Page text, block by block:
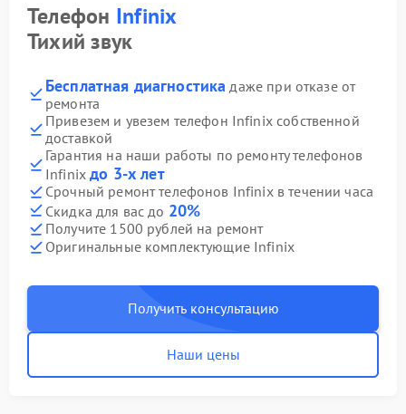
Телефон Infinix
Тихий звук
Бесплатная диагностика даже при отказе от
ремонта
Привезем и увезем телефон Infinix собственной
доставкой
Гарантия на наши работы по ремонту телефонов
Infinixдо 3-х лет
Срочный ремонт телефонов Infinix в течении часа
Скидка для вас до 20%
Получите 1500 рублей на ремонт
Оригинальные комплектующие Infinix
Получить консультацию
Наши цены